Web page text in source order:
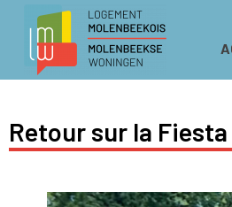
Retour sur la